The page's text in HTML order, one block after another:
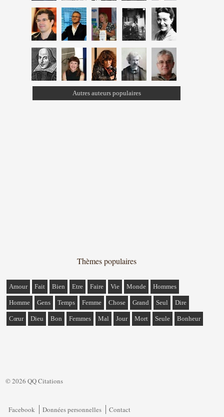
Autres auteurs populaires
Thèmes populaires
Amour Fait Bien Etre Faire Vie Monde Hommes
Homme Gens Temps Femme Chose Grand Seul Dire
Cœur Dieu Bon Femmes Mal Jour Mort Seule Bonheur
© 2026 QQ Citations
Facebook Données personnelles Contact